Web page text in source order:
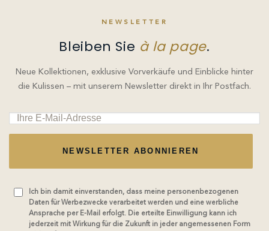
NEWSLETTER
Bleiben Sie à la page.
Neue Kollektionen, exklusive Vorverkäufe und Einblicke hinter
die Kulissen – mit unserem Newsletter direkt in Ihr Postfach.
NEWSLETTER ABONNIEREN
Ich bin damit einverstanden, dass meine personenbezogenen
Daten für Werbezwecke verarbeitet werden und eine werbliche
Ansprache per E-Mail erfolgt. Die erteilte Einwilligung kann ich
jederzeit mit Wirkung für die Zukunft in jeder angemessenen Form